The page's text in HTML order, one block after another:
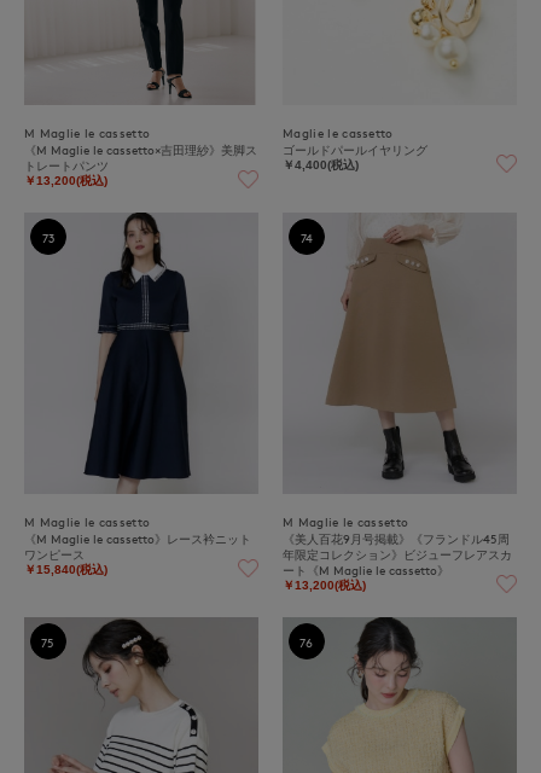
M Maglie le cassetto
《M Maglie le cassetto×吉田理紗》美脚ス
トレートパンツ
￥13,200(税込)
Maglie le cassetto
ゴールドパールイヤリング
￥4,400(税込)
M Maglie le cassetto
《M Maglie le cassetto》レース衿ニット
ワンピース
￥15,840(税込)
73
M Maglie le cassetto
《美人百花9月号掲載》《フランドル45周
年限定コレクション》ビジューフレアスカ
ート《M Maglie le cassetto》
￥13,200(税込)
74
75 76